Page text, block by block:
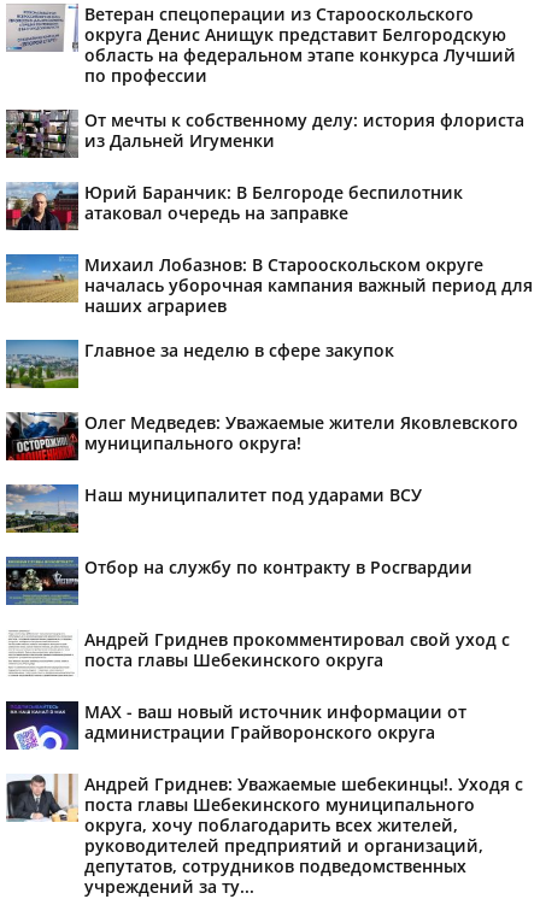
Ветеран спецоперации из Старооскольского
округа Денис Анищук представит Белгородскую
область на федеральном этапе конкурса Лучший
по профессии
От мечты к собственному делу: история флориста
из Дальней Игуменки
Юрий Баранчик: В Белгороде беспилотник
атаковал очередь на заправке
Михаил Лобазнов: В Старооскольском округе
началась уборочная кампания важный период для
наших аграриев
Главное за неделю в сфере закупок
Олег Медведев: Уважаемые жители Яковлевского
муниципального округа!
Наш муниципалитет под ударами ВСУ
Отбор на службу по контракту в Росгвардии
Андрей Гриднев прокомментировал свой уход с
поста главы Шебекинского округа
MAX - ваш новый источник информации от
администрации Грайворонского округа
Андрей Гриднев: Уважаемые шебекинцы!. Уходя с
поста главы Шебекинского муниципального
округа, хочу поблагодарить всех жителей,
руководителей предприятий и организаций,
депутатов, сотрудников подведомственных
учреждений за ту...